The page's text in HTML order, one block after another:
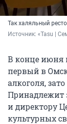
Так халяльный
Источник: «Tasu |
В конце июня
первый в
алкоголя,
Принадлежит
и директору
культурных